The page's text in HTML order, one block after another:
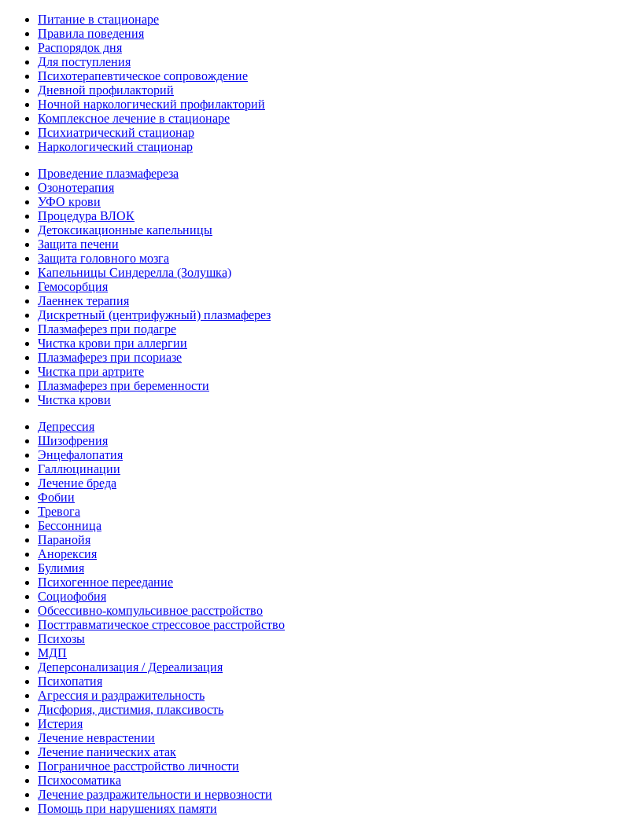
Питание в стационаре
Правила поведения
Распорядок дня
Для поступления
Психотерапевтическое сопровождение
Дневной профилакторий
Ночной наркологический профилакторий
Комплексное лечение в стационаре
Психиатрический стационар
Наркологический стационар
Проведение плазмафереза
Озонотерапия
УФО крови
Процедура ВЛОК
Детоксикационные капельницы
Защита печени
Защита головного мозга
Капельницы Синдерелла (Золушка)
Гемосорбция
Лаеннек терапия
Дискретный (центрифужный) плазмаферез
Плазмаферез при подагре
Чистка крови при аллергии
Плазмаферез при псориазе
Чистка при артрите
Плазмаферез при беременности
Чистка крови
Депрессия
Шизофрения
Энцефалопатия
Галлюцинации
Лечение бреда
Фобии
Тревога
Бессонница
Паранойя
Анорексия
Булимия
Психогенное переедание
Социофобия
Обсессивно-компульсивное расстройство
Посттравматическое стрессовое расстройство
Психозы
МДП
Деперсонализация / Дереализация
Психопатия
Агрессия и раздражительность
Дисфория, дистимия, плаксивость
Истерия
Лечение неврастении
Лечение панических атак
Пограничное расстройство личности
Психосоматика
Лечение раздражительности и нервозности
Помощь при нарушениях памяти